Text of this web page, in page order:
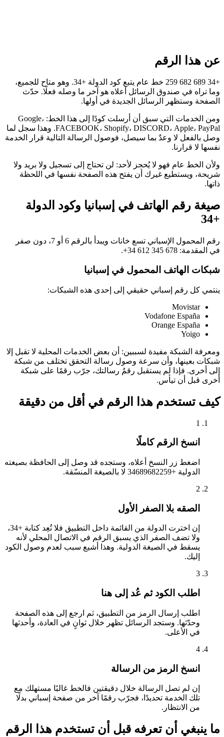
عن هذا الرقم
+34 689 682 259 خط عام يتبع كود الدولة +34. وهو متاح للجميع،
وما تراه في صندوق الرسائل أعلاه هو آخر ما وصله فعلًا. حدّث
الصفحة وستظهر الرسائل الجديدة في أولها.
ومن الخدمات التي سبق أن أرسلت كودًا إلى هذا الخط: Google،
FACEBOOK، Shopify، DISCORD، Apple، PayPal. وهذا سجل لما
وصل بالفعل لا وعدٌ بما سيصل، فوصول الرسالة التالية قرار الخدمة
نفسها لا قرارنا.
ولأن الخط عام فهو لا يُحجز لأحد: لن تحتاج إلى تسجيل ولا بريد ولا
شريحة، ويستطيع غيرك أن يفتح هذه الصفحة نفسها في اللحظة
ذاتها.
صيغة رقم الهاتف في إسبانيا وكود الدولة
+34
رقم المحمول الإسباني تسع خانات ويبدأ بالرقم 6 أو 7، دون صفر
في المقدمة: +34 612 345 678
.
شبكات الهاتف المحمول في إسبانيا
ينتمي كل رقم إسباني حقيقي إلى إحدى هذه الشبكات:
Movistar
Vodafone España
Orange España
Yoigo
ومعرفة الشبكة مفيدة لسببين: أن بعض الخدمات المحلية لا تقبل إلا
شبكات بعينها، وأن سرعة وصول رسالة التحقق تختلف من شبكة
إلى أخرى. فإذا لم يستقبل رقمٌ رسالتك، جرّب رقمًا على شبكة
أخرى قبل أن تيأس.
كيف تستخدم هذا الرقم في أقل من دقيقة
1
انسخ الرقم كاملًا
اضغط زر النسخ أعلاه، وستجده قد وصل إلى الحافظة بصيغته
الدولية +34689682259 لا بالصيغة المنسّقة.
2
الصقه بلا الصفر الأول
إن اخترت الدولة من القائمة داخل التطبيق فلا تُعِد كتابة +34،
ولا تضف الصفر الذي يسبق الرقم في الاتصال المحلي لأنه
يسقط في الصيغة الدولية. وهذا أشيع سبب لعدم وصول الكود
إليك.
3
اطلب الكود ثم عُد إلى هنا
اطلب إرسال الرمز من التطبيق، ثم ارجع إلى هذه الصفحة
وحدّثها. وستجد الرسائل تظهر خلال ثوانٍ في العادة، وأحدثها
في الأعلى.
4
انسخ الرمز من الرسالة
إن لم تصل الرسالة خلال دقيقتين فالخط غالبًا مستهلك مع
تلك الخدمة تحديدًا، فجرّب رقمًا آخر من صفحة إسباني بدلًا
من الانتظار.
ما ينبغي أن تعرفه قبل أن تستخدم هذا الرقم